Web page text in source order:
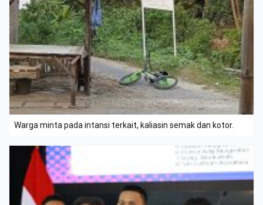
Warga minta pada intansi terkait, kaliasin semak dan kotor.